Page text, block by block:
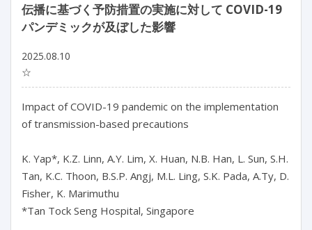
伝播に基づく予防措置の実施に対して COVID-19
パンデミックが及ぼした影響
2025.08.10
☆
Impact of COVID-19 pandemic on the implementation
of transmission-based precautions
K. Yap*, K.Z. Linn, A.Y. Lim, X. Huan, N.B. Han, L. Sun, S.H.
Tan, K.C. Thoon, B.S.P. Angj, M.L. Ling, S.K. Pada, A.Ty, D.
Fisher, K. Marimuthu
*Tan Tock Seng Hospital, Singapore